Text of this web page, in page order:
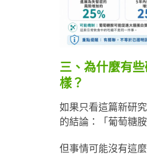
三、為什麼有
樣？
如果只看這篇新研
的結論：「葡萄糖
但事情可能沒有這麼